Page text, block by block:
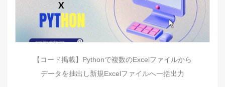
【コード掲載】Pythonで複数のExcelファイルから
データを抽出し新規Excelファイルへ一括出力